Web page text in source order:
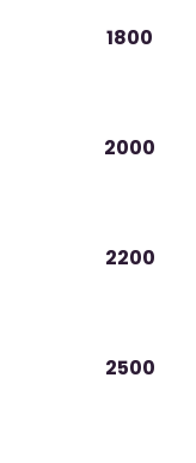
1800
2000
2200
2500